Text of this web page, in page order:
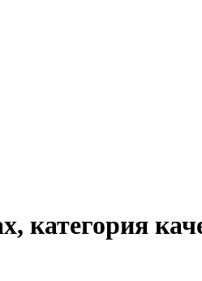
категория